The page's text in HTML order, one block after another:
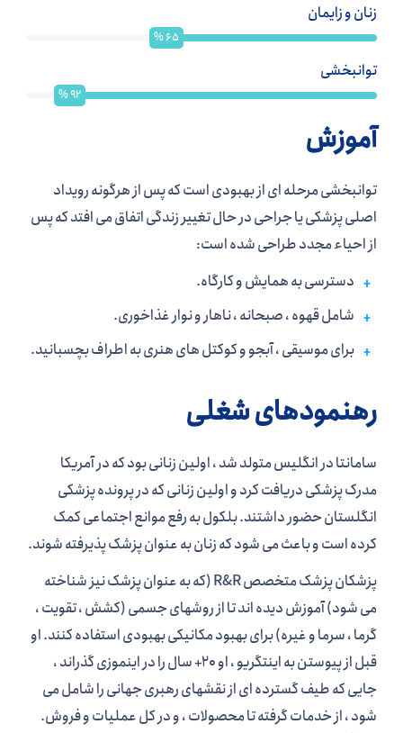
زنان و زایمان
65
%
توانبخشی
92
%
آموزش
توانبخشی مرحله ای از بهبودی است که پس از هرگونه رویداد
اصلی پزشکی یا جراحی در حال تغییر زندگی اتفاق می افتد که پس
از احیاء مجدد طراحی شده است:
دسترسی به همایش و کارگاه.
شامل قهوه ، صبحانه ، ناهار و نوار غذاخوری.
برای موسیقی ، آبجو و کوکتل های هنری به اطراف بچسبانید.
رهنمودهای شغلی
سامانتا در انگلیس متولد شد ، اولین زنانی بود که در آمریکا
مدرک پزشکی دریافت کرد و اولین زنانی که در پرونده پزشکی
انگلستان حضور داشتند. بلکول به رفع موانع اجتماعی کمک
کرده است و باعث می شود که زنان به عنوان پزشک پذیرفته شوند.
پزشکان پزشک متخصص R&R (که به عنوان پزشک نیز شناخته
می شود) آموزش دیده اند تا از روشهای جسمی (کشش ، تقویت ،
گرما ، سرما و غیره) برای بهبود مکانیکی بهبودی استفاده کنند. او
قبل از پیوستن به اینتگریو ، او 20+ سال را در اینموزی گذراند ،
جایی که طیف گسترده ای از نقشهای رهبری جهانی را شامل می
شود ، از خدمات گرفته تا محصولات ، و در کل عملیات و فروش.